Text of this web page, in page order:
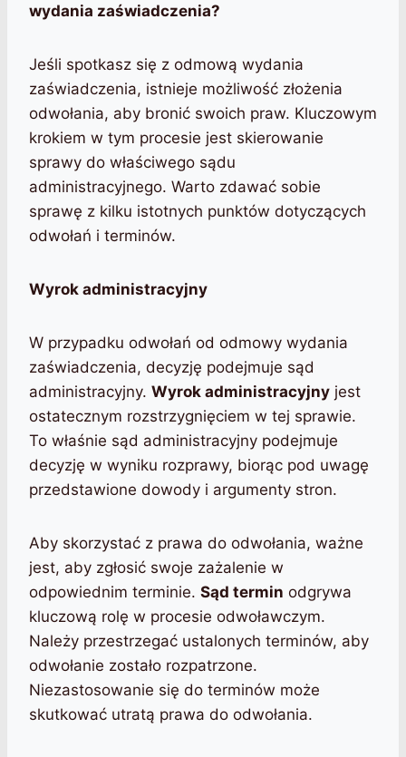
wydania zaświadczenia?
Jeśli spotkasz się z odmową wydania
zaświadczenia, istnieje możliwość złożenia
odwołania, aby bronić swoich praw. Kluczowym
krokiem w tym procesie jest skierowanie
sprawy do właściwego sądu
administracyjnego. Warto zdawać sobie
sprawę z kilku istotnych punktów dotyczących
odwołań i terminów.
Wyrok administracyjny
W przypadku odwołań od odmowy wydania
zaświadczenia, decyzję podejmuje sąd
administracyjny. Wyrok administracyjny jest
ostatecznym rozstrzygnięciem w tej sprawie.
To właśnie sąd administracyjny podejmuje
decyzję w wyniku rozprawy, biorąc pod uwagę
przedstawione dowody i argumenty stron.
Aby skorzystać z prawa do odwołania, ważne
jest, aby zgłosić swoje zażalenie w
odpowiednim terminie. Sąd termin odgrywa
kluczową rolę w procesie odwoławczym.
Należy przestrzegać ustalonych terminów, aby
odwołanie zostało rozpatrzone.
Niezastosowanie się do terminów może
skutkować utratą prawa do odwołania.